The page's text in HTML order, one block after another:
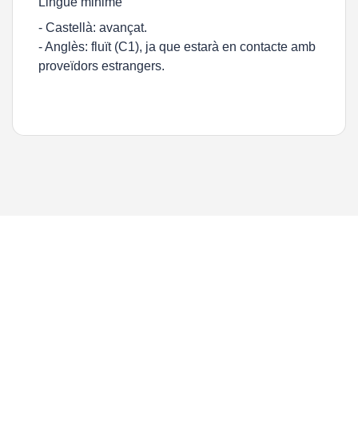
- Castellà: avançat.
- Anglès: fluït (C1), ja que estarà en contacte amb
proveïdors estrangers.